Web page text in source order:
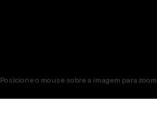
Posicione o mouse sobre a imagem para zoom